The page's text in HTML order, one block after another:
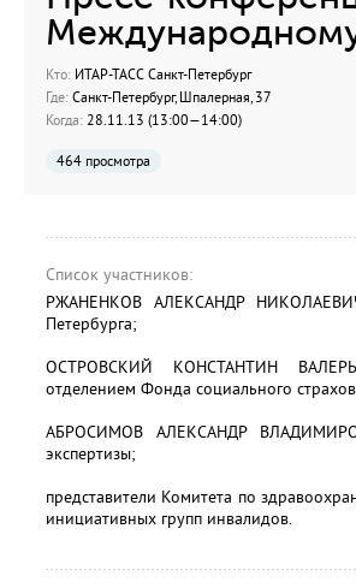
Кто: ИТАР-ТАСС Санкт-Петербург
Где: Санкт-Петербург, Шпалерная, 37
Когда: 28.11.13 (13:00—14:00)
464 просмотра
Список участников:
РЖАНЕНКОВ АЛЕКСАНДР НИКОЛАЕВИЧ,
Петербурга;
ОСТРОВСКИЙ КОНСТАНТИН
отделением Фонда социального
АБРОСИМОВ АЛЕКСАНДР
экспертизы;
представители Комитета по
инициативных групп инвалидов.